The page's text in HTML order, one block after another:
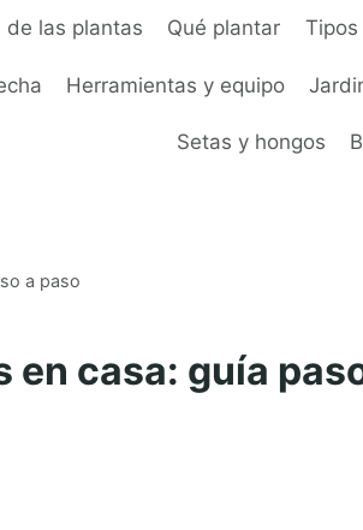
de las plantas Qué plantar
Herramientas y equipo
Setas y hongos
a paso
casa: guía